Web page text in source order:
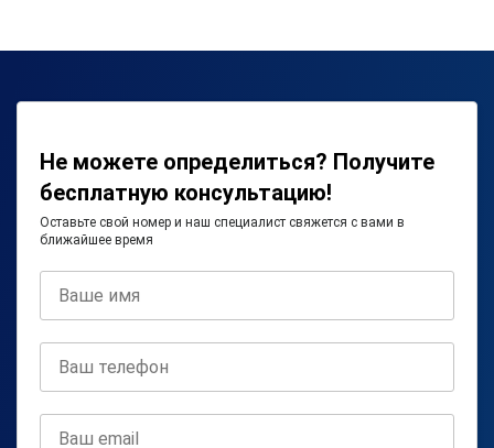
Не можете определиться? Получите
бесплатную консультацию!
Оставьте свой номер и наш специалист свяжется с вами в
ближайшее время